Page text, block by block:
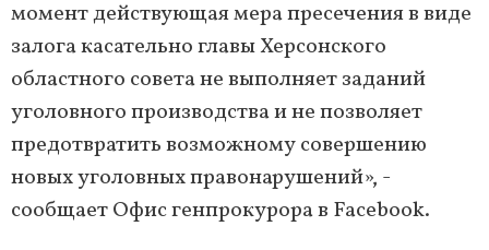
момент действующая мера пресечения в виде
залога касательно главы Херсонского
областного совета не выполняет заданий
уголовного производства и не позволяет
предотвратить возможному совершению
новых уголовных правонарушений», -
сообщает Офис генпрокурора в Facebook.